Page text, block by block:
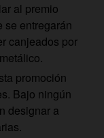
al premio
se entregarán
canjeados por
promoción
Bajo ningún
designar a